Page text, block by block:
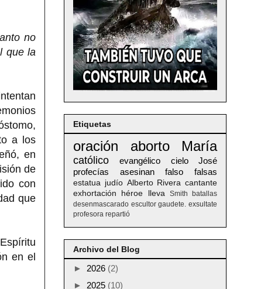
no
que la
a los
en
de
con
que
en el
Etiquetas
oración aborto María
católico evangélico cielo
José
profecías
asesinan falso falsas
estatua judío Alberto Rivera cantante
exhortación
héroe lleva Smith
batallas
desenmascarado escultor gaudete. exsultate
profesora repartió
Archivo del Blog
► 2026 (2)
► 2025 (10)